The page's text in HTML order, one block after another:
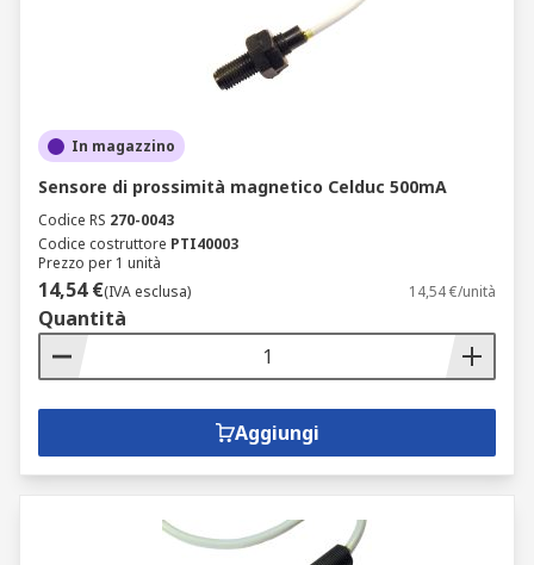
In magazzino
Sensore di prossimità magnetico Celduc 500mA
Codice RS 270-0043
Codice costruttore PTI40003
Prezzo per 1 unità
14,54 €(IVA esclusa) 14,54 €/unità
Quantità
Aggiungi